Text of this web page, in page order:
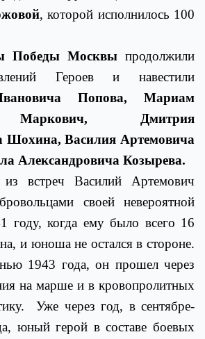
, которой исполнилось 100
Победы Москвы продолжили
Героев и навестили
Попова, Мариам
Маркович, Дмитрия
Шохина, Василия Артемовича
Александровича Козырева.
встреч Василий Артемович
своей невероятной
году, когда ему было всего 16
и юноша не остался в стороне.
1943 года, он прошел через
на марше и в кровопролитных
Уже через год, в сентябре-
юный герой в составе боевых